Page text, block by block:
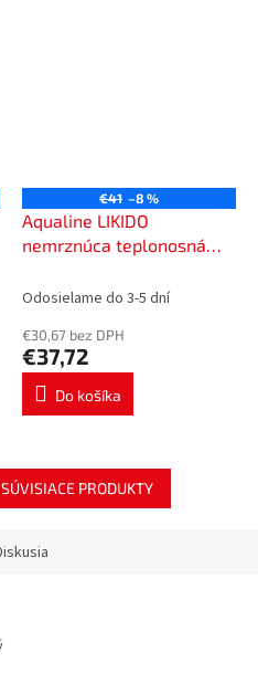
€41 –8 %
Aqualine LIKIDO
nemrznúca teplonosná
Odosielame do 3-5 dní
€30,67 bez DPH
€37,72
Do košíka
PRODUKTY